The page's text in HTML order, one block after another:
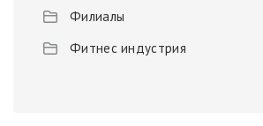
Филиалы
Фитнес индустрия